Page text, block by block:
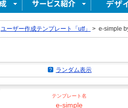
ユーザー作成テンプレート「utf」 > e-simple
ランダム表示
テンプレート名
e-simple